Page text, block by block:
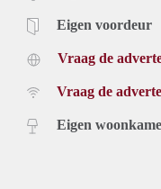
Eigen voordeur
Vraag de
Vraag de
Eigen